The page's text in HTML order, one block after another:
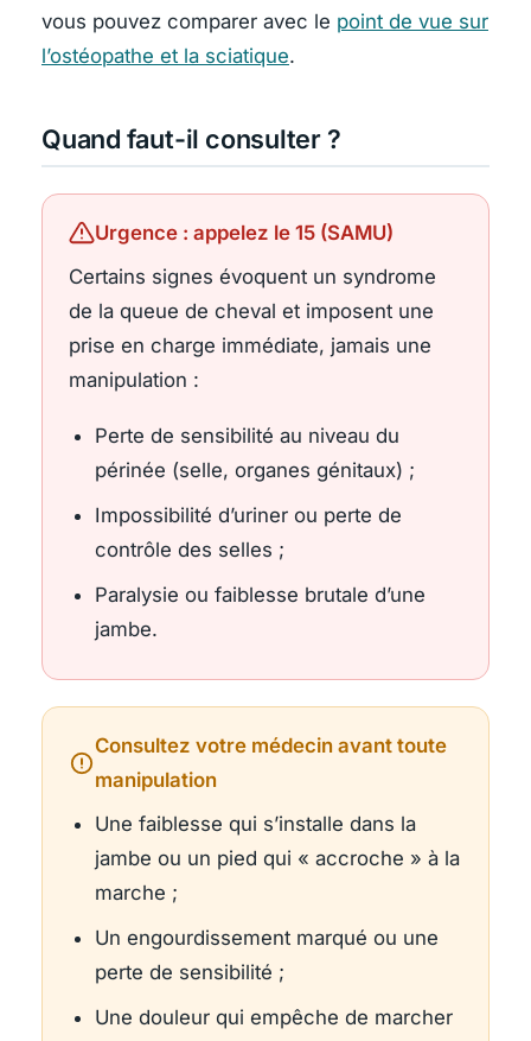
vous pouvez comparer avec le point de vue sur
l’ostéopathe et la sciatique.
Quand faut-il consulter ?
Urgence : appelez le 15 (SAMU)
Certains signes évoquent un syndrome
de la queue de cheval et imposent une
prise en charge immédiate, jamais une
manipulation :
Perte de sensibilité au niveau du
périnée (selle, organes génitaux) ;
Impossibilité d’uriner ou perte de
contrôle des selles ;
Paralysie ou faiblesse brutale d’une
jambe.
Consultez votre médecin avant toute
manipulation
Une faiblesse qui s’installe dans la
jambe ou un pied qui « accroche » à la
marche ;
Un engourdissement marqué ou une
perte de sensibilité ;
Une douleur qui empêche de marcher